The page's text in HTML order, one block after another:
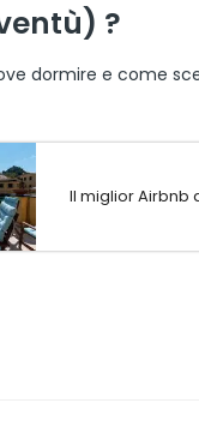
?
dormire e come
Il miglior Airbnb